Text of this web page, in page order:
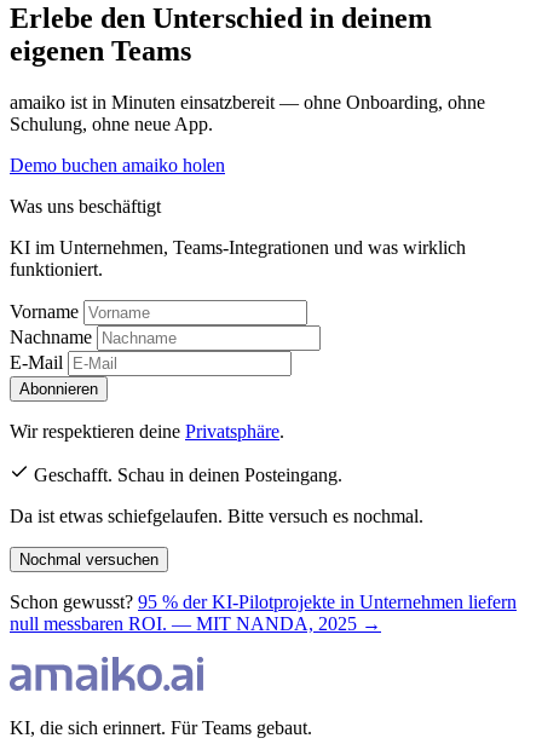
Erlebe den Unterschied in deinem
eigenen Teams
amaiko ist in Minuten einsatzbereit — ohne Onboarding, ohne
Schulung, ohne neue App.
Demo buchen amaiko holen
Was uns beschäftigt
KI im Unternehmen, Teams-Integrationen und was wirklich
funktioniert.
Vorname
Nachname
E-Mail
Abonnieren
Wir respektieren deine Privatsphäre.
Geschafft. Schau in deinen Posteingang.
Da ist etwas schiefgelaufen. Bitte versuch es nochmal.
Nochmal versuchen
Schon gewusst? 95 % der KI-Pilotprojekte in Unternehmen liefern
null messbaren ROI. — MIT NANDA, 2025 →
KI, die sich erinnert. Für Teams gebaut.